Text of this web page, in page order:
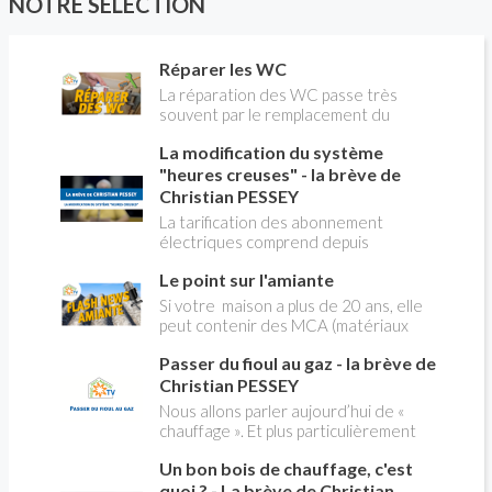
Réparer les WC
La réparation des WC passe très
souvent par le remplacement du
expliquer
La modification du système
"heures creuses" - la brève de
Christian PESSEY
La tarification des abonnement
électriques comprend depuis
pleines, heures creuses. Aujourd'hui
Christian PESSEY vous explique tout
ce qu'il faut savoir sur la nouvelle
modification du système "heures
creuses" qui concerne près de 15
millions de Français !
Le point sur l'amiante
Si votre maison a plus de 20 ans, elle
peut contenir des MCA (matériaux
panique, on fait le point dans notre
flash news n°3 spéciale Amiante et
ses dangers avec Christian Pessey
Passer du fioul au gaz - la brève de
Christian PESSEY
Nous allons parler aujourd’hui de «
chauffage ». Et plus particulièrement
aborder l’abandon du fioul au profit du
Un bon bois de chauffage, c'est